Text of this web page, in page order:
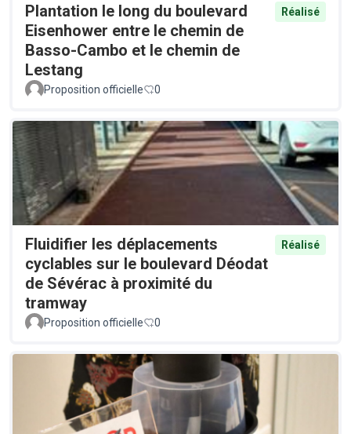
Plantation le long du boulevard
Eisenhower entre le chemin de
Basso-Cambo et le chemin de
Lestang
Réalisé
Proposition officielle 0
Fluidifier les déplacements
cyclables sur le boulevard Déodat
de Sévérac à proximité du
tramway
Réalisé
Proposition officielle 0